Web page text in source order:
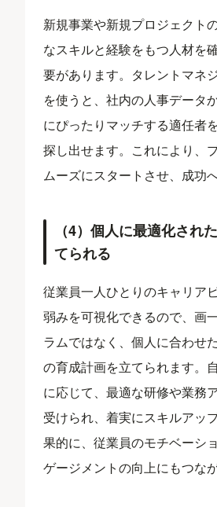
新規事業や新規プロジェクト
なスキルと経験をもつ人材を
要があります。タレントマネ
を使うと、社内の人事データ
にぴったりマッチする適任者
探し出せます。これにより、
ムーズにスタートさせ、成功
（4）個人に最適化され
てられる
従業員一人ひとりのキャリア
弱みを可視化できるので、画
ラムではなく、個人に合わせ
の育成計画を立てられます。
に応じて、最適な研修や業務
受けられ、着実にスキルアッ
果的に、従業員のモチベーシ
ゲージメントの向上にもつなが